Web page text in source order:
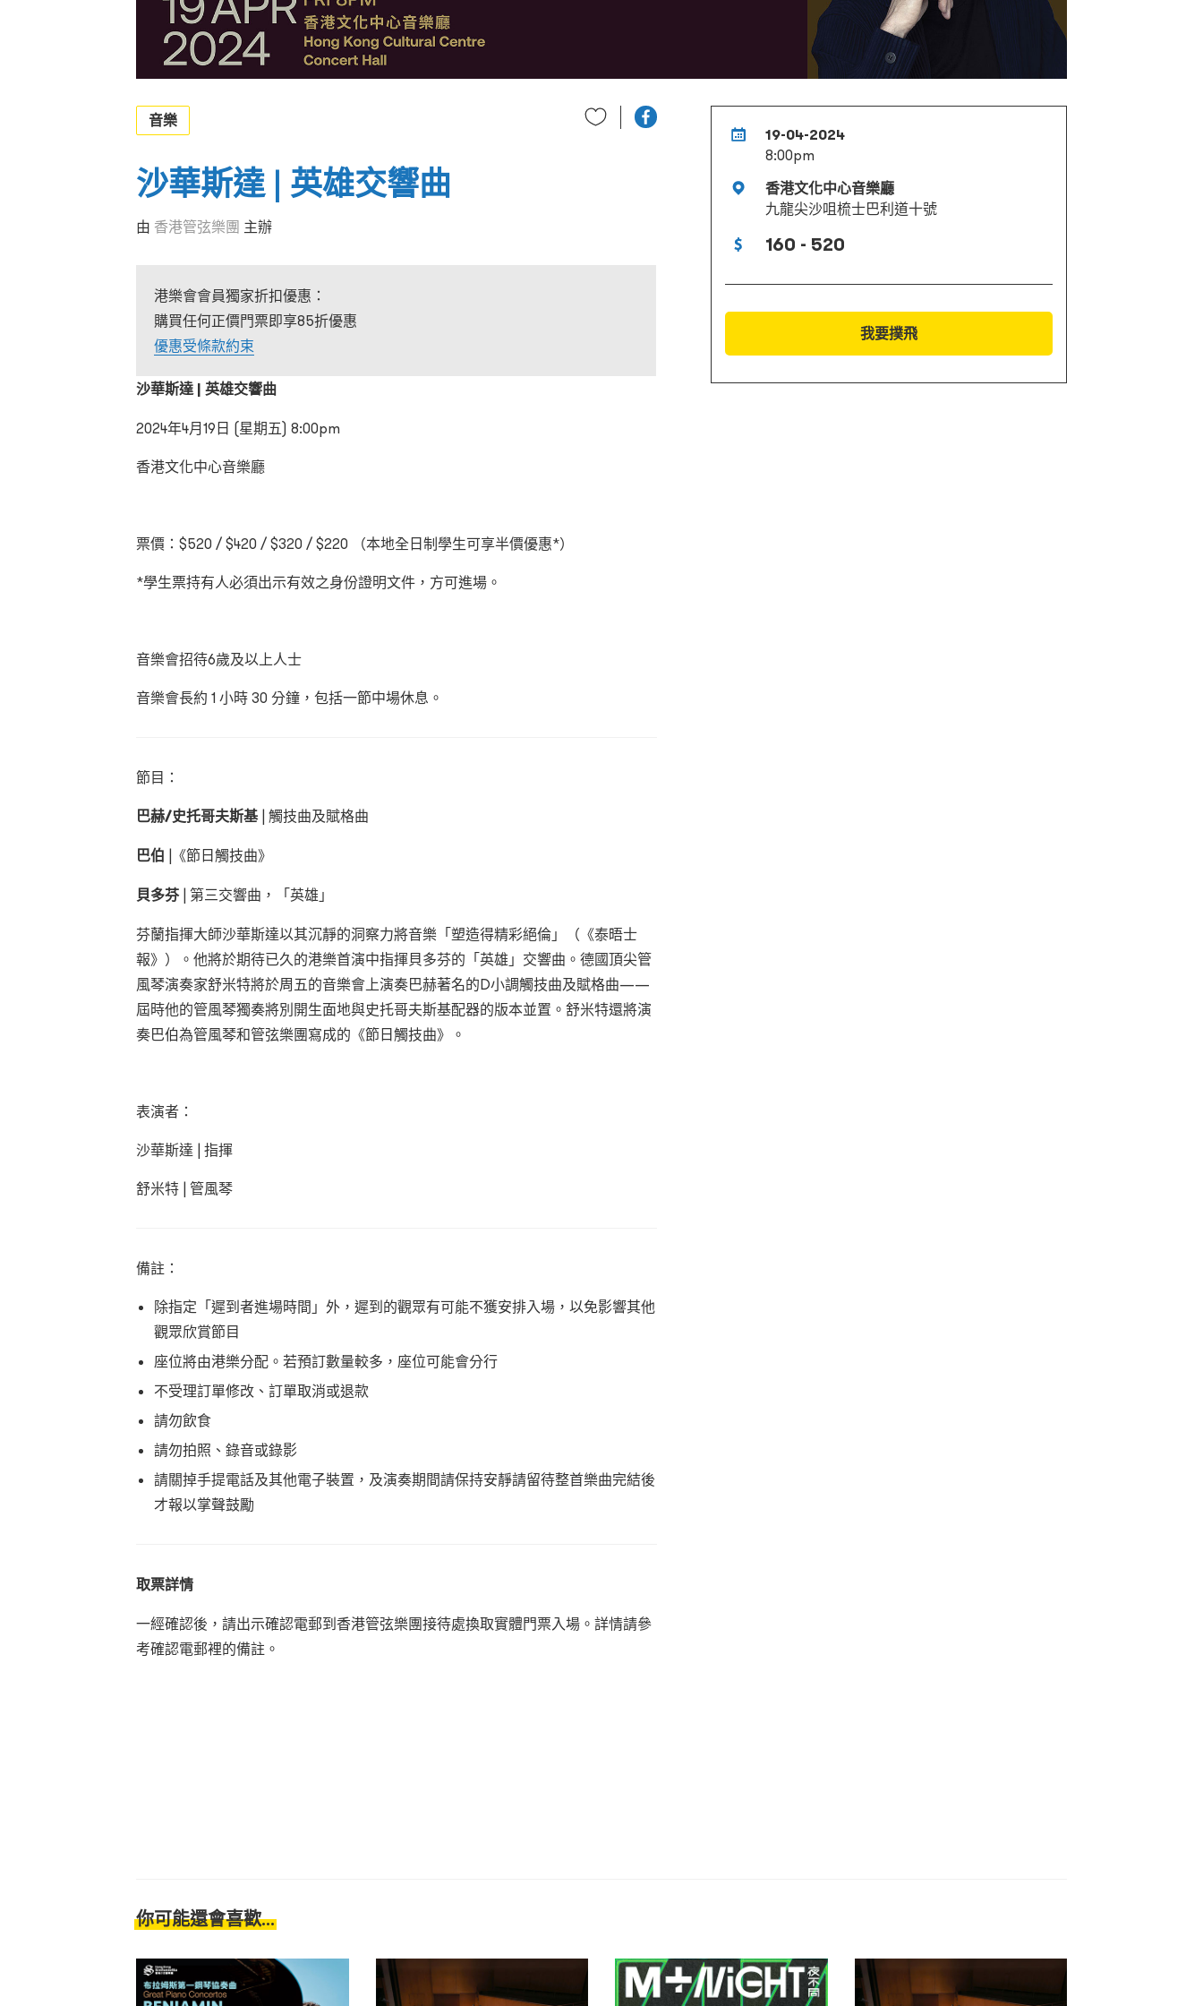
19-04-2024
8:00pm
香港文化中心音樂廳
九龍尖沙咀梳士巴利道十號
160 - 520
我要撲飛
音樂
沙華斯達 | 英雄交響曲
由 香港管弦樂團 主辦
港樂會會員獨家折扣優惠：
購買任何正價門票即享85折優惠
優惠受條款約束
沙華斯達| 英雄交響曲
2024年4月 19 日 (星期五) 8:00pm
香港文化中心音樂廳
票價：$520 / $420 / $320 / $220 （本地全日制學生可享半價優惠*）
*學生票持有人必須出示有效之身份證明文件，方可進場。
音樂會招待6歲及以上人士
音樂會長約 1 小時 30 分鐘，包括一節中場休息。
節目：
巴赫/史托哥夫斯基| 觸技曲及賦格曲
巴伯 《節日觸技曲》
貝多芬| 第三交響曲，「英雄」
芬蘭指揮大師沙華斯達以其沉靜的洞察力將音樂「塑造得精彩絕倫」（《泰晤士
報》）。他將於期待已久的港樂首演中指揮貝多芬的「英雄」交響曲。德國頂尖管
風琴演奏家舒米特將於周五的音樂會上演奏巴赫著名的D小調觸技曲及賦格曲——
屆時他的管風琴獨奏將別開生面地與史托哥夫斯基配器的版本並置。舒米特還將演
奏巴伯為管風琴和管弦樂團寫成的《節日觸技曲》。
表演者：
沙華斯達 | 指揮
舒米特 | 管風琴
備註：
除指定「遲到者進場時間」外，遲到的觀眾有可能不獲安排入場，以免影響其他
觀眾欣賞節目
座位將由港樂分配。若預訂數量較多，座位可能會分行
不受理訂單修改、訂單取消或退款
請勿飲食
請勿拍照、錄音或錄影
請關掉手提電話及其他電子裝置，及演奏期間請保持安靜請留待整首樂曲完結後
才報以掌聲鼓勵
取票詳情
一經確認後，請出示確認電郵到香港管弦樂團接待處換取實體門票入場。詳情請參
考確認電郵裡的備註。
你可能還會喜歡...